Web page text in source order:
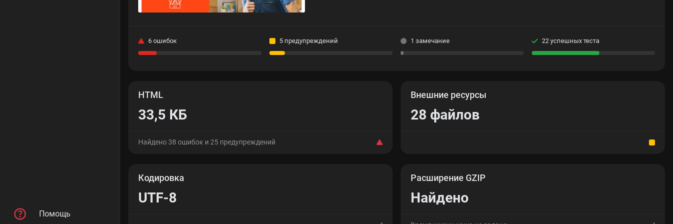
Помощь
6 ошибок 5 предупреждений 1 замечание 22 успешных теста
HTML
33,5 КБ
Найдено 38 ошибок и 25 предупреждений
Внешние ресурсы
28 файлов
Кодировка
UTF-8
Расширение GZIP
Найдено